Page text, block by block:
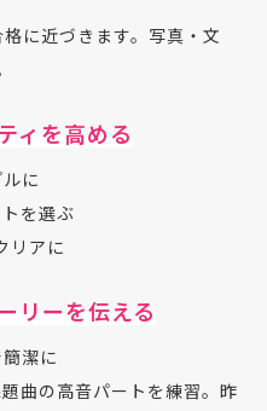
に近づきます。写真・文
ィを高める
に
を選ぶ
リアに
リーを伝える
潔に
曲の高音パートを練習。昨